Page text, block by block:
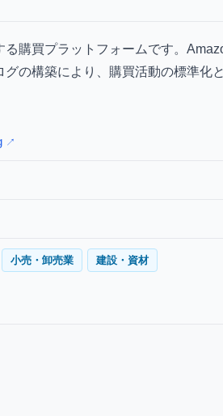
購買プラットフォームです。
の構築により、購買活動の標準化
↗
小売・卸売業 建設・資材